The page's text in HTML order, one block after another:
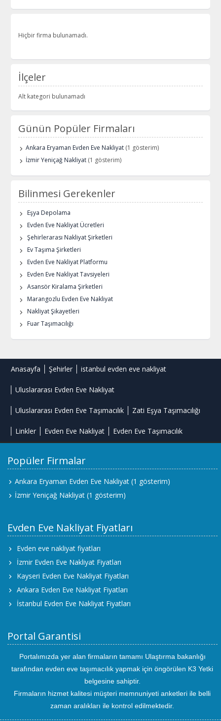
Hiçbir firma bulunamadı.
İlçeler
Alt kategori bulunamadı
Günün Popüler Firmaları
Ankara Eryaman Evden Eve Nakliyat (1 gösterim)
İzmir Yeniçağ Nakliyat (1 gösterim)
Bilinmesi Gerekenler
Eşya Depolama
Evden Eve Nakliyat Ücretleri
Şehirlerarası Nakliyat Şirketleri
Ev Taşıma Şirketleri
Evden Eve Nakliyat Platformu
Evden Eve Nakliyat Tavsiyeleri
Asansör Kiralama Şirketleri
Marangozlu Evden Eve Nakliyat
Nakliyat Şikayetleri
Fuar Taşımacılığı
Anasayfa Şehirler istanbul evden eve nakliyat
Uluslararası Evden Eve Nakliyat
Uluslararası Evden Eve Taşımacılık Zati Eşya Taşımacılığı
Linkler Evden Eve Nakliyat Evden Eve Taşımacılık
Popüler Firmalar
Ankara Eryaman Evden Eve Nakliyat (1 gösterim)
İzmir Yeniçağ Nakliyat (1 gösterim)
Evden Eve Nakliyat Fiyatları
Evden eve nakliyat fiyatları
İzmir Evden Eve Nakliyat Fiyatları
Kayseri Evden Eve Nakliyat Fiyatları
Ankara Evden Eve Nakliyat Fiyatları
İstanbul Evden Eve Nakliyat Fiyatları
Portal Garantisi
Portalımızda yer alan firmaların tamamı Ulaştırma bakanlığı
tarafından evden eve taşımacılık yapmak için öngörülen K3 Yetki
belgesine sahiptir.
Firmaların hizmet kalitesi müşteri memnuniyeti anketleri ile belli
zaman aralıkları ile kontrol edilmektedir.